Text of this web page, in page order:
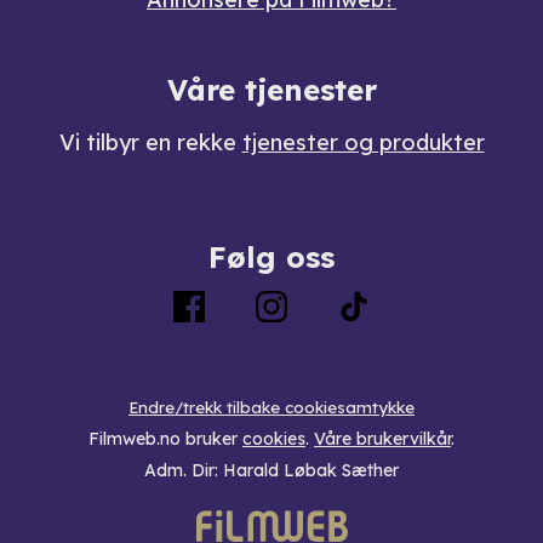
Våre tjenester
Vi tilbyr en rekke tjenester og produkter
Følg oss
Endre/trekk tilbake cookiesamtykke
Filmweb.no bruker cookies. Våre brukervilkår.
Adm. Dir: Harald Løbak Sæther